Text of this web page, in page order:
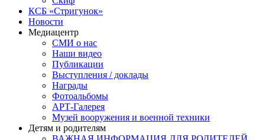
КСБ «Стригунок»
Новости
Медиацентр
СМИ о нас
Наши видео
Публикации
Выступления / доклады
Награды
Фотоальбомы
АРТ-Галерея
Музей вооружения и военной техники
Детям и родителям